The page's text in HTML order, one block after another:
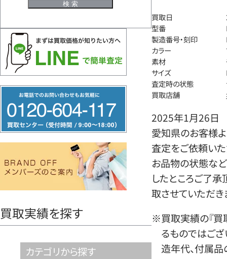
リ
ー
ヤ
買取実績を探す
カテゴリから探す
買取日
型番
製造番号・刻印
カラー
素材
サイズ
査定時の状態
買取店舗
2025年1月26日
愛知県のお客様よ
査定をご依頼いた
お品物の状態など
したところご了
取させていただき
※買取実績の『買
るものではござ
造年代、付属品